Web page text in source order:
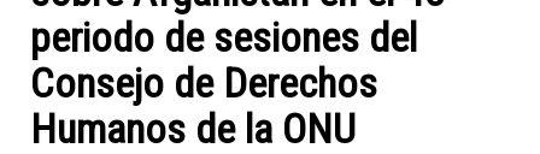
periodo de sesiones del
Consejo de Derechos
Humanos de la ONU